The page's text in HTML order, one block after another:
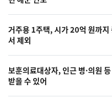
신,
오
늘
의
영
상
스
거주용 1주택, 시가 20억 원까지
서 제외
보훈의료대상자, 인근 병·의원
받을 수 있어